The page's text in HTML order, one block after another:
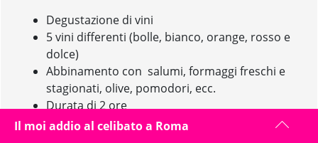
Degustazione di vini
5 vini differenti (bolle, bianco, orange, rosso e
dolce)
Abbinamento con salumi, formaggi freschi e
stagionati, olive, pomodori, ecc.
Durata di 2 ore
Acqua
Il moi addio al celibato a Roma